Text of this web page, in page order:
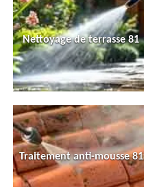
Nettoyage de terrasse 81
Traitement anti-mousse 81